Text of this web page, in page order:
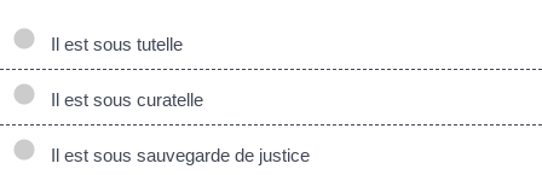
Il est sous tutelle
Il est sous curatelle
Il est sous sauvegarde de justice